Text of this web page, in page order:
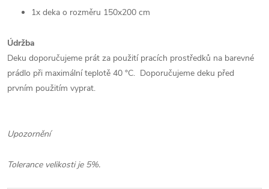
1x deka o rozměru 150x200 cm
Údržba
Deku doporučujeme prát za použití pracích prostředků na barevné
prádlo při maximální teplotě 40 °C. Doporučujeme deku před
prvním použitím vyprat.
Upozornění
Tolerance velikosti je 5%.